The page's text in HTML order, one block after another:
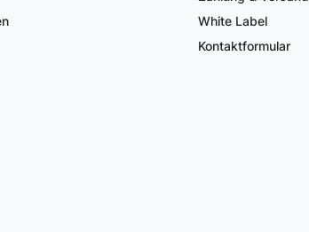
White Label
Kontaktformular